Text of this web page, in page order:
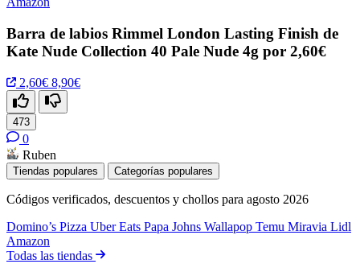
Barra de labios Rimmel London Lasting Finish de
Kate Nude Collection 40 Pale Nude 4g por 2,60€
2,60€ 8,90€
473
0
Ruben
Tiendas populares Categorías populares
Códigos verificados, descuentos y chollos para agosto 2026
Domino’s Pizza Uber Eats Papa Johns Wallapop Temu Miravia Lidl
Amazon
Todas las tiendas